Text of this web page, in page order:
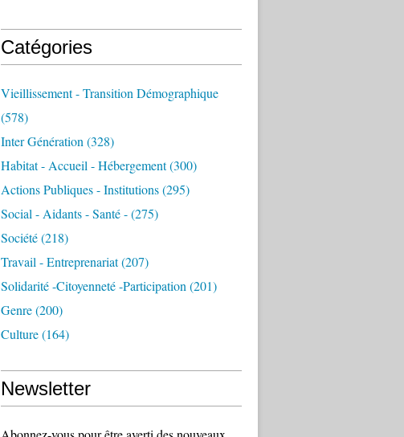
Catégories
Vieillissement - Transition Démographique
(578)
Inter Génération (328)
Habitat - Accueil - Hébergement(300)
Actions Publiques - Institutions(295)
Social - Aidants - Santé -(275)
Société(218)
Travail - Entreprenariat(207)
Solidarité -citoyenneté -participation (201)
Genre(200)
Culture(164)
Newsletter